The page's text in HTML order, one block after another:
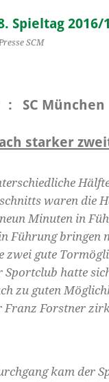
Spieltag 2016/
SCM
: SC
starker
waren die
Minuten in
Führung bringen
zwei gute
Sportclub hatte
zu guten
Forstner
kam der